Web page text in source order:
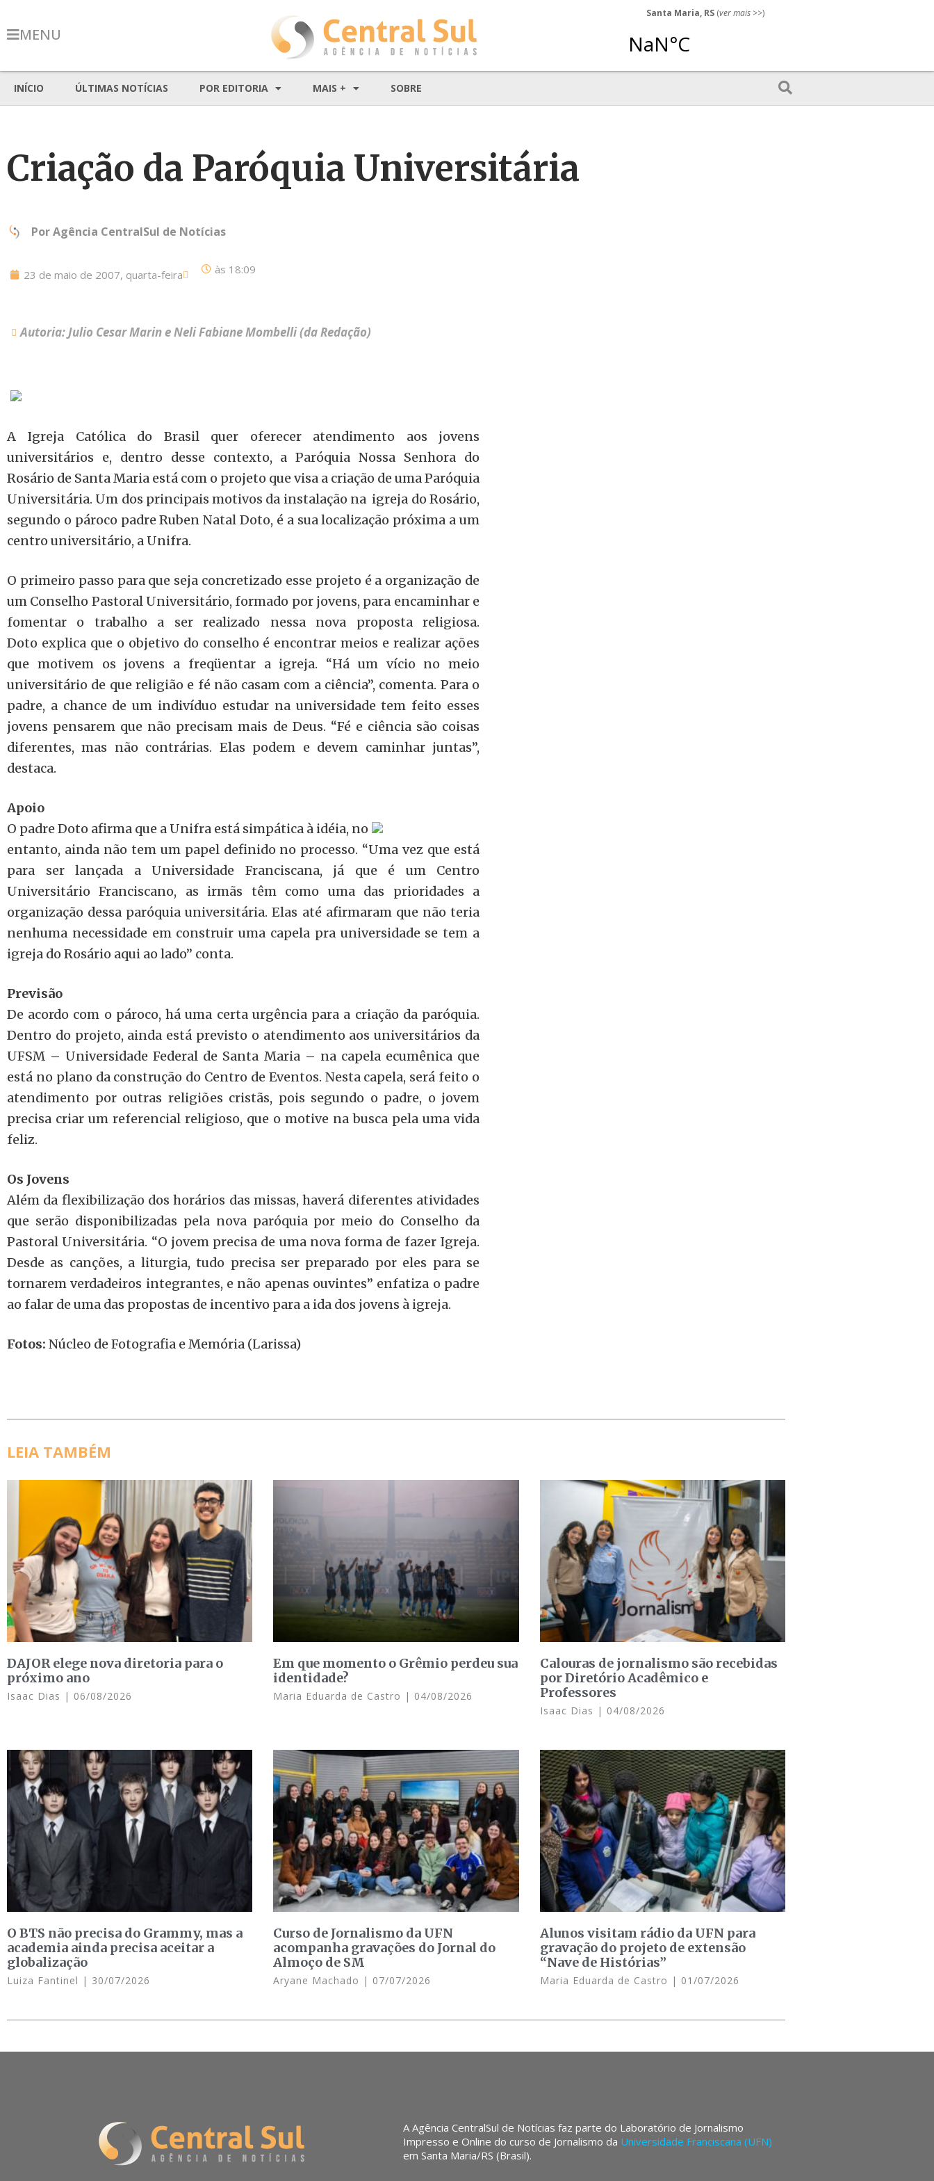
MENU
Santa Maria, RS (ver mais >>)
INÍCIO ÚLTIMAS NOTÍCIAS POR EDITORIA MAIS + SOBRE
Criação da Paróquia Universitária
PorAgência CentralSul de Notícias
23 de maio de 2007, quarta-feira às 18:09
Autoria: Julio Cesar Marin e Neli Fabiane Mombelli (da Redação)
A Igreja Católica do Brasil quer oferecer atendimento aos jovens
universitários e, dentro desse contexto, a Paróquia Nossa Senhora do
Rosário de Santa Maria está com o projeto que visa a criação de uma Paróquia
Universitária. Um dos principais motivos da instalação na igreja do Rosário,
segundo o pároco padre Ruben Natal Doto, é a sua localização próxima a um
centro universitário, a Unifra.
O primeiro passo para que seja concretizado esse projeto é a organização de
um Conselho Pastoral Universitário, formado por jovens, para encaminhar e
fomentar o trabalho a ser realizado nessa nova proposta religiosa.
Doto explica que o objetivo do conselho é encontrar meios e realizar ações
que motivem os jovens a freqüentar a igreja. “Há um vício no meio
universitário de que religião e fé não casam com a ciência”, comenta. Para o
padre, a chance de um indivíduo estudar na universidade tem feito esses
jovens pensarem que não precisam mais de Deus. “Fé e ciência são coisas
diferentes, mas não contrárias. Elas podem e devem caminhar juntas”,
destaca.
Apoio
O padre Doto afirma que a Unifra está simpática à idéia, no
entanto, ainda não tem um papel definido no processo. “Uma vez que está
para ser lançada a Universidade Franciscana, já que é um Centro
Universitário Franciscano, as irmãs têm como uma das prioridades a
organização dessa paróquia universitária. Elas até afirmaram que não teria
nenhuma necessidade em construir uma capela pra universidade se tem a
igreja do Rosário aqui ao lado” conta.
Previsão
De acordo com o pároco, há uma certa urgência para a criação da paróquia.
Dentro do projeto, ainda está previsto o atendimento aos universitários da
UFSM – Universidade Federal de Santa Maria – na capela ecumênica que
está no plano da construção do Centro de Eventos. Nesta capela, será feito o
atendimento por outras religiões cristãs, pois segundo o padre, o jovem
precisa criar um referencial religioso, que o motive na busca pela uma vida
feliz.
Os Jovens
Além da flexibilização dos horários das missas, haverá diferentes atividades
que serão disponibilizadas pela nova paróquia por meio do Conselho da
Pastoral Universitária. “O jovem precisa de uma nova forma de fazer Igreja.
Desde as canções, a liturgia, tudo precisa ser preparado por eles para se
tornarem verdadeiros integrantes, e não apenas ouvintes” enfatiza o padre
ao falar de uma das propostas de incentivo para a ida dos jovens à igreja.
Fotos: Núcleo de Fotografia e Memória (Larissa)
LEIA TAMBÉM
DAJOR elege nova diretoria para o
próximo ano
Isaac Dias 06/08/2026
Em que momento o Grêmio perdeu sua
identidade?
Maria Eduarda de Castro 04/08/2026
Calouras de jornalismo são recebidas
por Diretório Acadêmico e
Professores
Isaac Dias 04/08/2026
O BTS não precisa do Grammy, mas a
academia ainda precisa aceitar a
globalização
Luiza Fantinel 30/07/2026
Curso de Jornalismo da UFN
acompanha gravações do Jornal do
Almoço de SM
Aryane Machado 07/07/2026
Alunos visitam rádio da UFN para
gravação do projeto de extensão
“Nave de Histórias”
Maria Eduarda de Castro 01/07/2026
A Agência CentralSul de Notícias faz parte do Laboratório de Jornalismo
Impresso e Online do curso de Jornalismo da Universidade Franciscana (UFN)
em Santa Maria/RS (Brasil).